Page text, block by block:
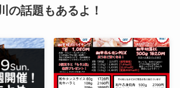
の話題もあるよ！